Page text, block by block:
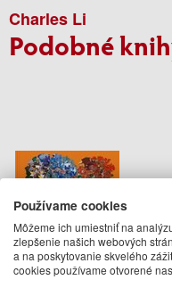
Charles Li
Podobné
Používame cookies
Môžeme ich umiestniť na
zlepšenie našich webových
a na poskytovanie skvelého
cookies používame otvorené